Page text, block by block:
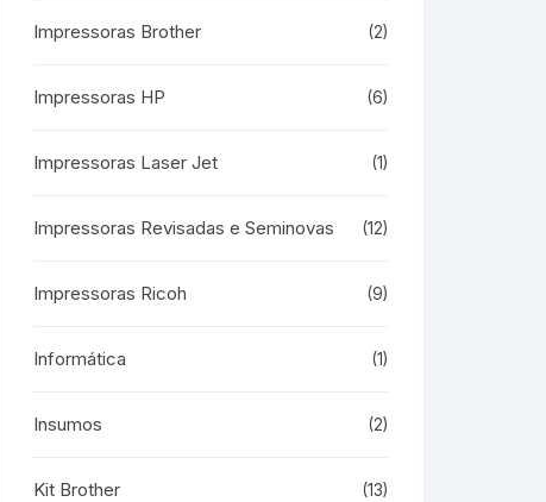
Impressoras Brother (2)
Impressoras HP (6)
Impressoras Laser Jet (1)
Impressoras Revisadas e Seminovas (12)
Impressoras Ricoh (9)
Informática (1)
Insumos (2)
Kit Brother (13)